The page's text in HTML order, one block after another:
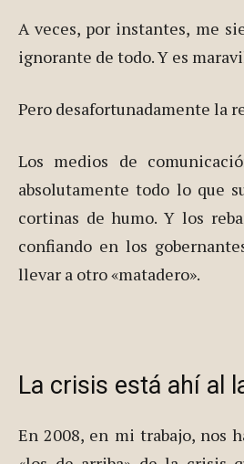
A veces, por instantes, me
ignorante de todo. Y es
Pero desafortunadamente la
Los medios de
absolutamente todo lo que
cortinas de humo. Y los
confiando en los
llevar a otro «matadero».
La crisis está ahí al
En 2008, en mi trabajo, nos